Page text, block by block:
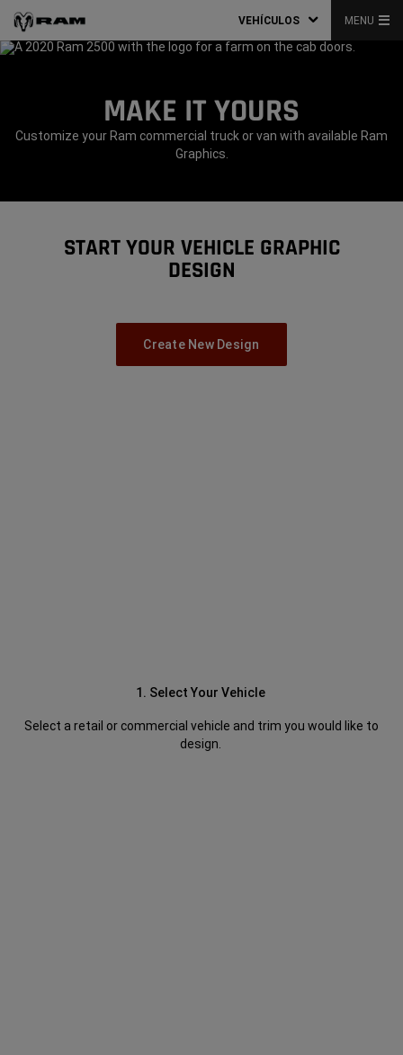
VEHÍCULOS MENU
MAKE IT YOURS
Customize your Ram commercial truck or van with available Ram
Graphics.
START YOUR VEHICLE GRAPHIC
DESIGN
Create New Design
1. Select Your Vehicle
Select a retail or commercial vehicle and trim you would like to
design.